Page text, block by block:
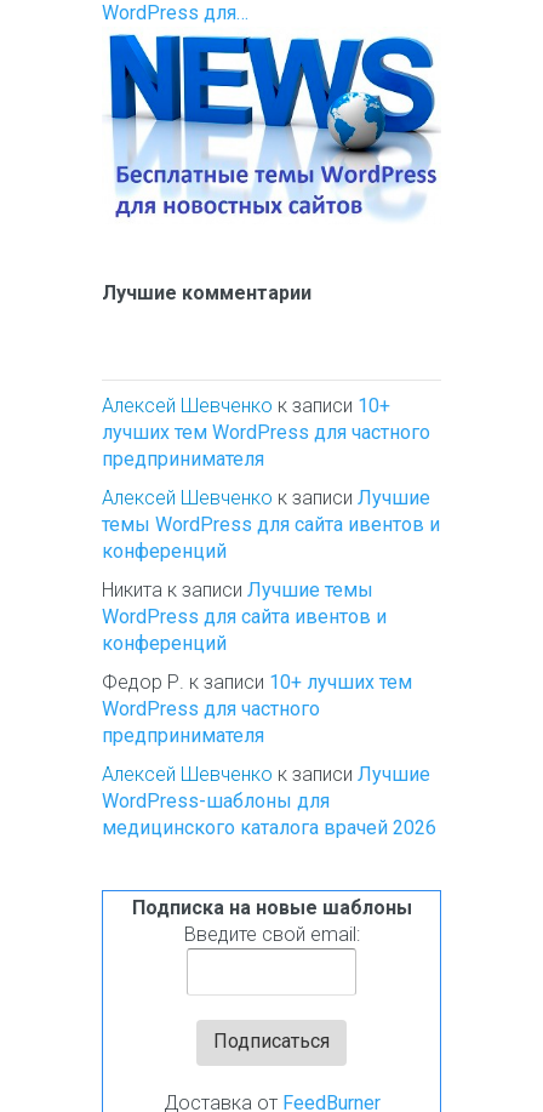
WordPress для…
Лучшие комментарии
Алексей Шевченко к записи 10+
лучших тем WordPress для частного
предпринимателя
Алексей Шевченко к записи Лучшие
темы WordPress для сайта ивентов и
конференций
Никита к записи Лучшие темы
WordPress для сайта ивентов и
конференций
Федор Р. к записи 10+ лучших тем
WordPress для частного
предпринимателя
Алексей Шевченко к записи Лучшие
WordPress-шаблоны для
медицинского каталога врачей 2026
Подписка на новые шаблоны
Введите свой email:
Доставка от FeedBurner